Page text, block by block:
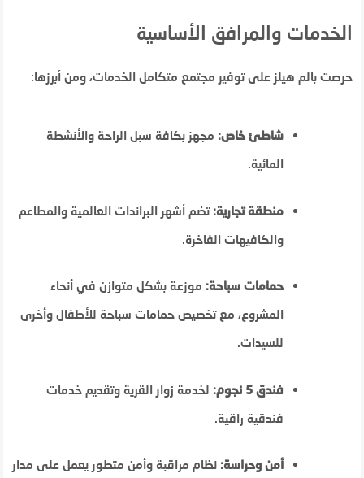
الخدمات والمرافق الأساسية
حرصت بالم هيلز على توفير مجتمع متكامل الخدمات، ومن أبرزها:
شاطئ خاص: مجهز بكافة سبل الراحة والأنشطة
المائية.
منطقة تجارية: تضم أشهر البراندات العالمية والمطاعم
والكافيهات الفاخرة.
حمامات سباحة: موزعة بشكل متوازن في أنحاء
المشروع، مع تخصيص حمامات سباحة للأطفال وأخرى
للسيدات.
فندق 5 نجوم:
لخدمة زوار القرية وتقديم خدمات
فندقية راقية.
أمن وحراسة: نظام مراقبة وأمن متطور يعمل على مدار